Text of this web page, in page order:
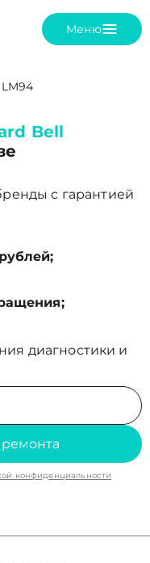
Меню
Bell
с гарантией
диагностики и
ремонта
конфиденциальности